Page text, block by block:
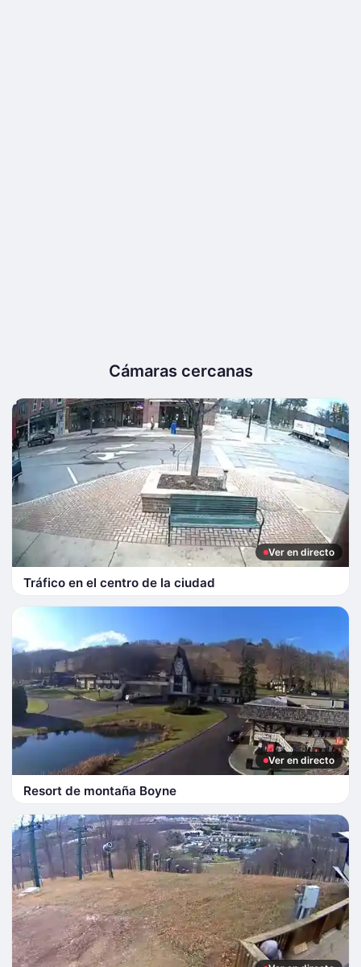
Cámaras cercanas
Ver en directo
Tráfico en el centro de la ciudad
Ver en directo
Resort de montaña Boyne